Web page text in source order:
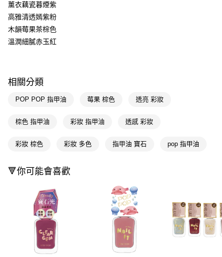
【關於「AFTEE先享後付」】
AFTEE先享後付是「在收到商品之後才付款」的支付方式。 讓您購物簡單
便利好安心！
１．簡單：不需註冊會員、不需綁卡、不需儲值。
２．便利：只要手機號碼，簡訊認證，即可結帳。
１．於結帳方式選擇「AFTEE先享後付」後，將跳轉至「AFTEE先享後付」
２．訂單成立數日內，您將收到繳費通知簡訊。
ATM／網路銀行／等多元方式進行付款，方視為交易完成。
※ 請注意：結帳手續完成當下不需立刻繳費，但若您需要取消訂單，請聯絡
後付繳納相關費用。
客戶支援中心」https://netprotections.freshdesk.com/support/home
【注意事項】
１．透過由恩沛科技股份有限公司提供之「AFTEE先享後付」服務完成之交
易，需依本服務之必要範圍內提供個人資料，並將交易相關給付款項請求債
權轉讓予恩沛科技股份有限公司。
２．關於個人資料處理事宜，請瀏覽以下網址：
https://aftee.tw/terms/#terms3
３．未成年的使用者請事先徵得法定代理人或監護人之同意方可使用
「AFTEE先享後付」，若未經同意申辦者引起之損失，本公司不負相關責
即享券
運送方式
每筆NT$65，滿NT$390(含以上)免運費
萊爾富取貨付款
每筆NT$65，滿NT$490(含以上)免運費
每筆NT$65，滿NT$490(含以上)免運費
付款後7-11取貨
每筆NT$65，滿NT$490(含以上)免運費
宅配(本島)
薰衣藕瓷暮煙紫
高雅清透嫣紫粉
木韻莓果茶棕色
溫潤細膩赤玉紅
相關分類
POP POP 指甲油 莓果 棕色 透亮 彩妝
棕色 指甲油 彩妝 指甲油 透感 彩妝
彩妝 棕色 彩妝 多色 指甲油 寶石 pop 指甲油
🔻你可能會喜歡